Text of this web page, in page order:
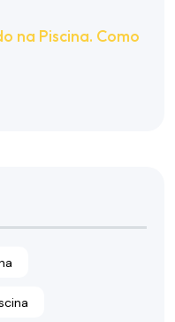
na Piscina. Como